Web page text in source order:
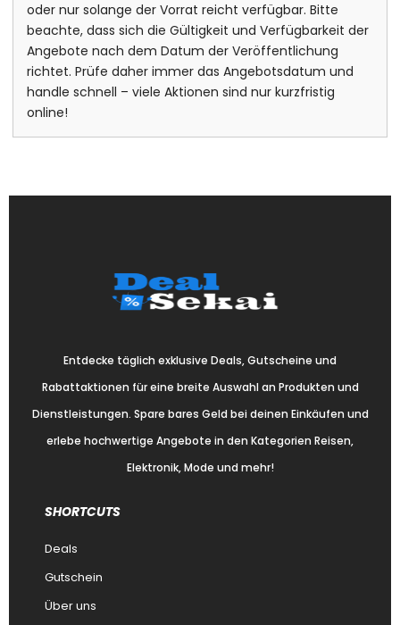
oder nur solange der Vorrat reicht verfügbar. Bitte
beachte, dass sich die Gültigkeit und Verfügbarkeit der
Angebote nach dem Datum der Veröffentlichung
richtet. Prüfe daher immer das Angebotsdatum und
handle schnell – viele Aktionen sind nur kurzfristig
online!
Entdecke täglich exklusive Deals, Gutscheine und
Rabattaktionen für eine breite Auswahl an Produkten und
Dienstleistungen. Spare bares Geld bei deinen Einkäufen und
erlebe hochwertige Angebote in den Kategorien Reisen,
Elektronik, Mode und mehr!
SHORTCUTS
Deals
Gutschein
Über uns